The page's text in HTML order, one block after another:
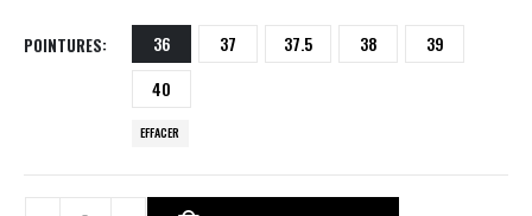
POINTURES 36 37 37.5 38
39
40
EFFACER